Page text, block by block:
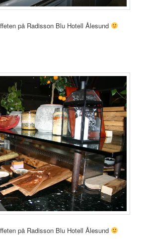
på Radisson Blu Hotell Ålesund
på Radisson Blu Hotell Ålesund